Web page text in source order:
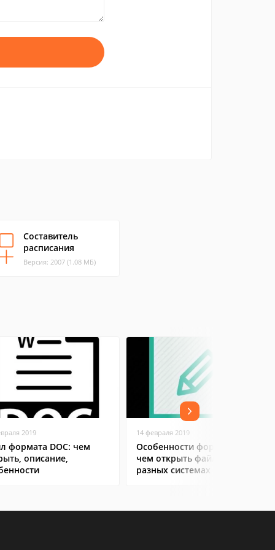
Составитель
расписания
Версия: 2007 (1.08 МБ)
2019
формата DOC: чем
описание,
14 февраля 2019
Особенности формата CDR:
чем открыть файл на
разных системах и онлайн